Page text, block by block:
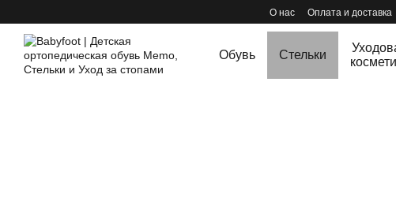
О нас Оплата и доставка
Обувь Стельки